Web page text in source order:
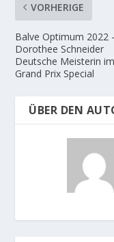
VORHERIGE
Balve Optimum 2022
Dorothee Schneider
Deutsche Meisterin im
Grand Prix Special
ÜBER DEN